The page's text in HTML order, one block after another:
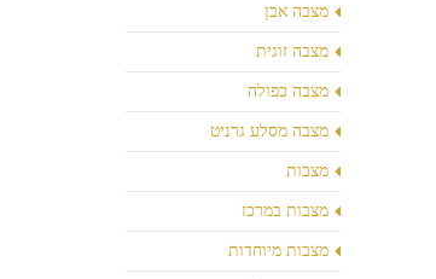
מצבה אבן
מצבה זוגית
מצבה כפולה
מצבה מסלע גרניט
מצבות
מצבות במרכז
מצבות מיוחדות